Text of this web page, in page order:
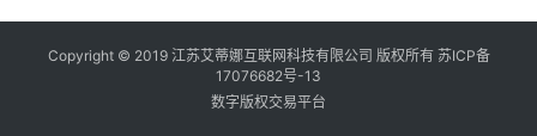
Copyright © 2019 江苏艾蒂娜互联网科技有限公司 版权所有 苏ICP备
17076682号-13
数字版权交易平台